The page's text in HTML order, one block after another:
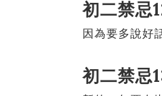
初二禁忌
因為要多說好
初二禁忌